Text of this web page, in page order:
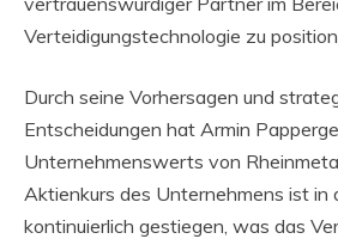
Verteidigungstechnologie zu
Durch seine Vorhersagen und
Entscheidungen hat Armin
Unternehmenswerts von
Aktienkurs des Unternehmens ist in
kontinuierlich gestiegen, was das